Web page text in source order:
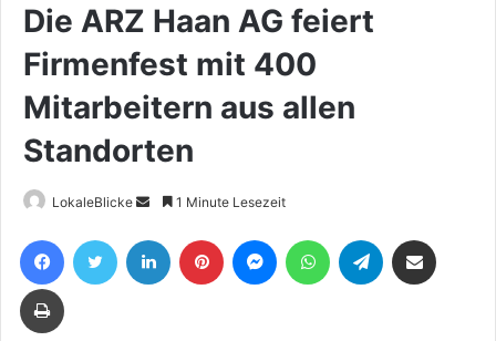
Die ARZ Haan AG feiert
Firmenfest mit 400
Mitarbeitern aus allen
Standorten
LokaleBlicke
Sende
eine
E-
1 Minute Lesezeit
FacebookTwitter LinkedIn Pinterest MessengerWhatsAppTelegram
Drucken